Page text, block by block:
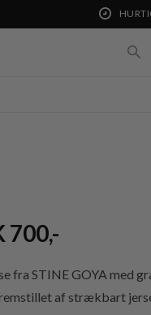
700,-
fra STINE GOYA med
af strækbart